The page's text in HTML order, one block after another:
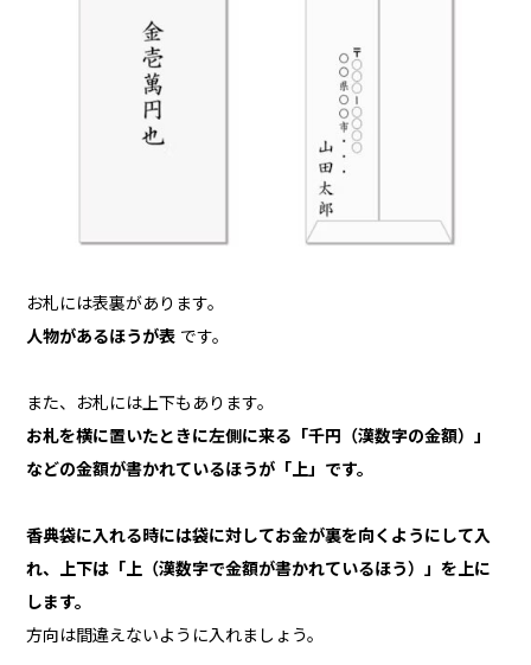
お札には表裏があります。
人物があるほうが表 です。
また、お札には上下もあります。
お札を横に置いたときに左側に来る「千円（漢数字の金額）」
などの金額が書かれているほうが「上」です。
香典袋に入れる時には袋に対してお金が裏を向くようにして入
れ、上下は「上（漢数字で金額が書かれているほう）」を上に
します。
方向は間違えないように入れましょう。